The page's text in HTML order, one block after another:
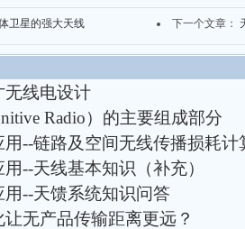
卫星的强大天线 下一个文章：
线电设计
Radio）的主要组成部分
--链路及空间无线传播损耗计
--天线基本知识（补充）
--天馈系统知识问答
无产品传输距离更远？